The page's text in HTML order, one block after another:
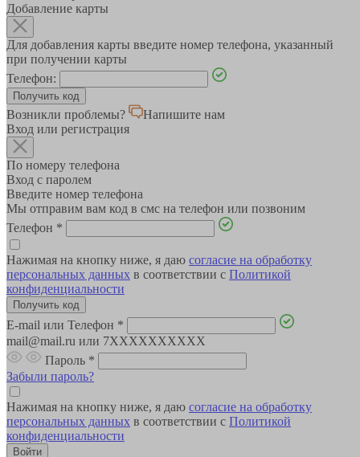
Добавление карты
Для добавления карты введите номер телефона, указанный
при получении карты
Телефон:
Возникли проблемы?
Напишите нам
Вход или регистрация
По номеру телефона
Вход с паролем
Введите номер телефона
Мы отправим вам код в смс на телефон или позвоним
Телефон *
Нажимая на кнопку ниже, я даю согласие на обработку
персональных данных в соответствии с Политикой
конфиденциальности
E-mail или Телефон *
mail@mail.ru или 7XXXXXXXXXX
Пароль *
Забыли пароль?
Нажимая на кнопку ниже, я даю согласие на обработку
персональных данных в соответствии с Политикой
конфиденциальности